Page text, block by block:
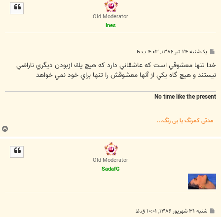
Old Moderator
Ines
پ
ت
یک‌شنبه ۲۴ تیر ۱۳۸۶, ۴:۰۳ ب.ظ
خدا تنها معشوقي است كه عاشقاني دارد كه هيچ يك ازبودن ديگري ناراضي
نيستند و هيچ گاه يكي از آنها معشوقش را تنها براي خود نمي خواهد
No time like the present
مدتی کمرنگ یا بی رنگ...
ب
ا
Old Moderator
SadafG
پ شنبه ۳۱ شهریور ۱۳۸۶, ۱۰:۰۱ ق.ظ